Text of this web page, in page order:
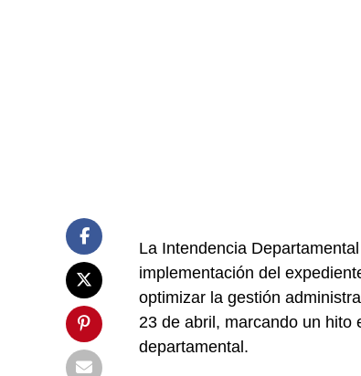
La Intendencia
implementación del
optimizar la gestión
23 de abril, marcando un hito
departamental.